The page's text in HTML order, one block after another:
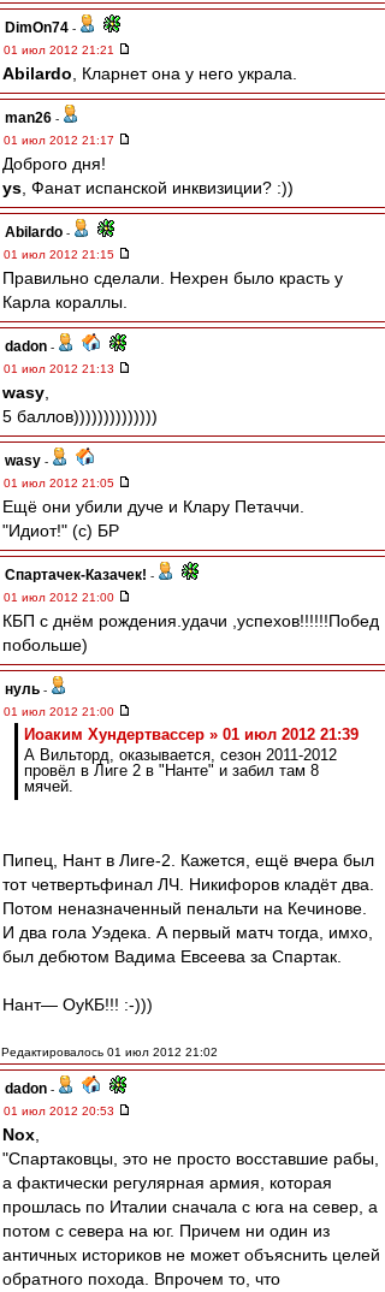
DimOn74 -
01 июл 2012 21:21
Abilardo , Кларнет она у него украла.
man26 -
01 июл 2012 21:17
Доброго дня!
ys , Фанат испанской инквизиции? :))
Abilardo -
01 июл 2012 21:15
Правильно сделали. Нехрен было красть у
Карла кораллы.
dadon -
01 июл 2012 21:13
wasy
5 баллов))))))))))))))
wasy -
01 июл 2012 21:05
Ещё они убили дуче и Клару Петаччи.
"Идиот!" (с) БР
Спартачек-Казачек! -
01 июл 2012 21:00
КБП с днём рождения.удачи ,успехов!!!!!!Побед
побольше)
нуль -
01 июл 2012 21:00
Иоаким Хундертвассер » 01 июл 2012 21:39
А Вильторд, оказывается, сезон 2011-2012
провёл в Лиге 2 в "Нанте" и забил там 8
мячей.
Пипец, Нант в Лиге-2. Кажется, ещё вчера был
тот четвертьфинал ЛЧ. Никифоров кладёт два.
Потом неназначенный пенальти на Кечинове.
И два гола Уэдека. А первый матч тогда, имхо,
был дебютом Вадима Евсеева за Спартак.
Нант— ОуКБ!!! :-)))
Редактировалось 01 июл 2012 21:02
dadon -
01 июл 2012 20:53
Nox
"Спартаковцы, это не просто восставшие рабы,
а фактически регулярная армия, которая
прошлась по Италии сначала с юга на север, а
потом с севера на юг. Причем ни один из
античных историков не может объяснить целей
обратного похода. Впрочем то, что